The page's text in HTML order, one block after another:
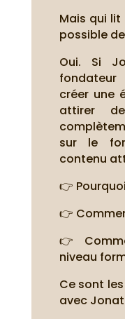
Mais qui lit
possible
Oui. Si
créer une
attirer
sur le
contenu
👉
👉
👉
niveau
Ce sont
avec